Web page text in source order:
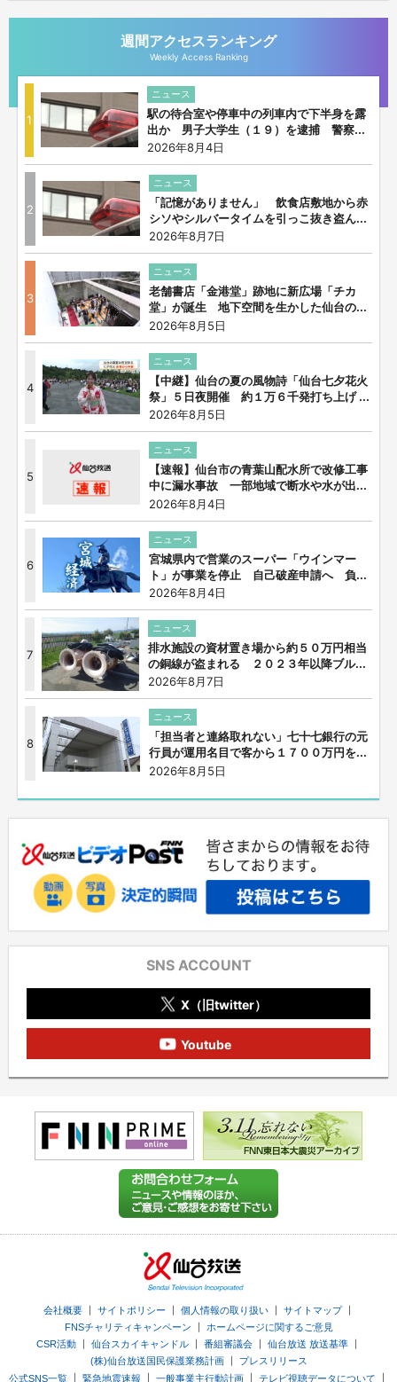
週間アクセスランキング
Weekly Access Ranking
1
ニュース
駅の待合室や停車中の列車内で下半身を露
出か 男子大学生（１９）を逮捕 警察...
2026年8月4日
2
ニュース
「記憶がありません」 飲食店敷地から赤
シソやシルバータイムを引っこ抜き盗ん...
2026年8月7日
3
ニュース
老舗書店「金港堂」跡地に新広場「チカ
堂」が誕生 地下空間を生かした仙台の...
2026年8月5日
4
ニュース
【中継】仙台の夏の風物詩「仙台七夕花火
祭」５日夜開催 約１万６千発打ち上げ ...
2026年8月5日
5
ニュース
【速報】仙台市の青葉山配水所で改修工事
中に漏水事故 一部地域で断水や水が出...
2026年8月4日
6
ニュース
宮城県内で営業のスーパー「ウインマー
ト」が事業を停止 自己破産申請へ 負...
2026年8月4日
7
ニュース
排水施設の資材置き場から約５０万円相当
の銅線が盗まれる ２０２３年以降ブル...
2026年8月7日
8
ニュース
「担当者と連絡取れない」七十七銀行の元
行員が運用名目で客から１７００万円を...
2026年8月5日
SNS ACCOUNT
X（旧twitter）
Youtube
会社概要｜ サイトポリシー ｜ 個人情報の取り扱い｜ サイトマップ｜
FNSチャリティキャンペーン
ホームページに関するご意見
CSR活動
仙台スカイキャンドル 番組審議会 仙台放送 放送基準
(株)仙台放送国民保護業務計画｜
プレスリリース
公式SNS一覧
緊急地震速報 一般事業主行動計画 テレビ視聴データについて